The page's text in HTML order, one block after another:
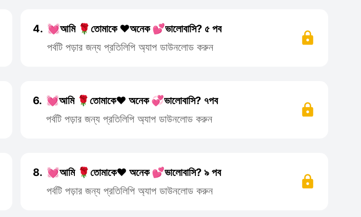
4. 💓আমি 🌹তোমাকে ❤️অনেক 💕ভালোবাসি? ৫ পব
পর্বটি পড়ার জন্য প্রতিলিপি অ্যাপ ডাউনলোড করুন
6. 💓আমি 🌹তোমাকে❤️ অনেক 💞ভালোবাসি? ৭পব
পর্বটি পড়ার জন্য প্রতিলিপি অ্যাপ ডাউনলোড করুন
8. 💓আমি 🌹তোমাকে❤️ অনেক 💕ভালোবাসি? ৯ পব
পর্বটি পড়ার জন্য প্রতিলিপি অ্যাপ ডাউনলোড করুন